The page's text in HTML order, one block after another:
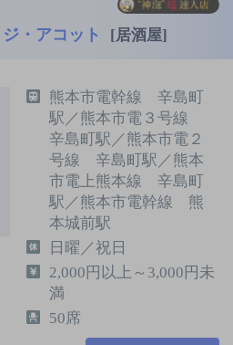
・アコット [居酒屋]
熊本市電幹線 辛島町
駅／熊本市電３号線
辛島町駅／熊本市電２
号線 辛島町駅／熊本
市電上熊本線 辛島町
駅／熊本市電幹線 熊
本城前駅
日曜／祝日
2,000円以上～3,000円未
満
50席